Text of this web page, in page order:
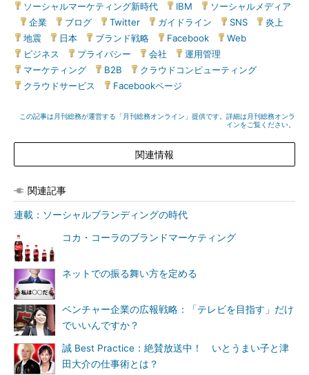
ソーシャルマーケティング新時代 IBM
ソーシャルメディア
企業 ブログ Twitter ガイドライン SNS 炎上
地震
日本 ブランド戦略 Facebook Web
ビジネス
プライバシー 会社 運用管理
マーケティング
B2B クラウドコンピューティング
クラウドサービス
Facebookページ
この記事は月刊総務が運営する「月刊総務オンライン」提供です。詳細は月刊総務オンラ
インをご覧ください。
関連情報
関連記事
連載：ソーシャルブランディングの時代
コカ・コーラのブランドマーケティング
ネットでの振る舞い方を定める
ベンチャー企業の広報戦略：「テレビを目指す」だけ
でいいんですか？
誠 Best Practice：絶賛放送中！ いとうまい子と津
田大介の仕事術とは？